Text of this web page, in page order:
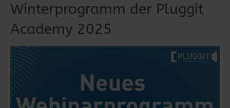
Winterprogramm der Pluggit
Academy 2025